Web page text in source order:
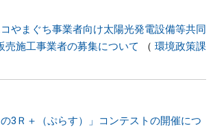
やまぐち事業者向け太陽光発電設備等共同
売施工事業者の募集について
環境政策課
3Ｒ＋（ぷらす）」コンテストの開催につ